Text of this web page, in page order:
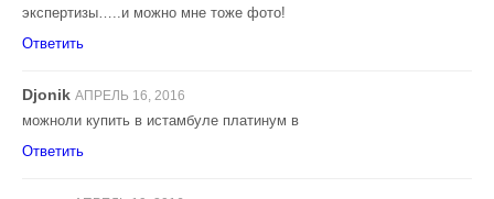
экспертизы…..и можно мне тоже фото!
Ответить
Djonik АПРЕЛЬ 16, 2016
можноли купить в истамбуле платинум в
Ответить